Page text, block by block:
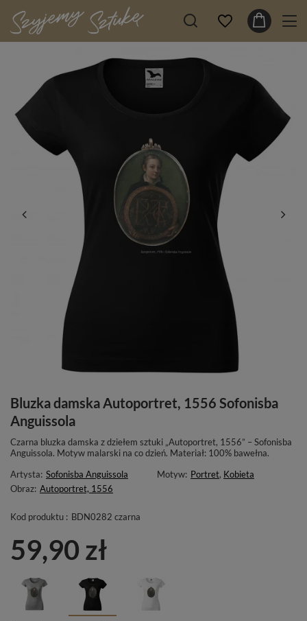
Bluzka damska Autoportret, 1556 Sofonisba
Anguissola
Czarna bluzka damska z dziełem sztuki „Autoportret, 1556” – Sofonisba
Anguissola. Motyw malarski na co dzień. Materiał: 100% bawełna.
Artysta: Sofonisba Anguissola Motyw: Portret, Kobieta
Obraz: Autoportret, 1556
Kod produktu : BDN0282 czarna
59,90 zł